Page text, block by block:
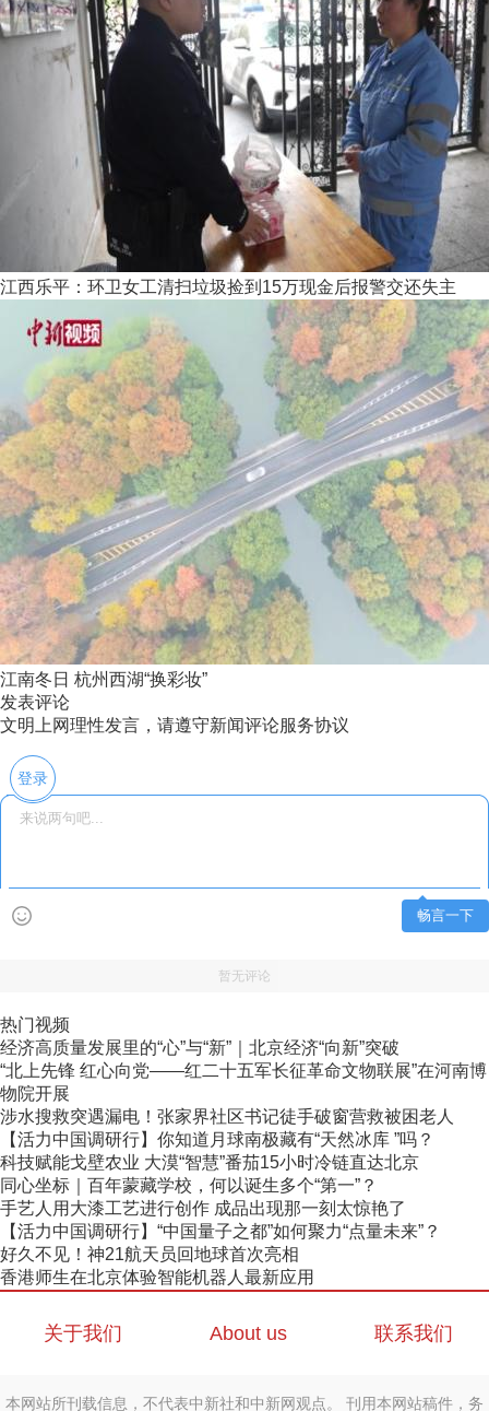
江西乐平：环卫女工清扫垃圾捡到15万现金后报警交还失主
江南冬日 杭州西湖“换彩妆”
发表评论
文明上网理性发言，请遵守新闻评论服务协议
登录
畅言一下
暂无评论
热门视频
经济高质量发展里的“心”与“新”｜北京经济“向新”突破
“北上先锋 红心向党——红二十五军长征革命文物联展”在河南博
物院开展
涉水搜救突遇漏电！张家界社区书记徒手破窗营救被困老人
【活力中国调研行】你知道月球南极藏有“天然冰库 ”吗？
科技赋能戈壁农业 大漠“智慧”番茄15小时冷链直达北京
同心坐标｜百年蒙藏学校，何以诞生多个“第一”？
手艺人用大漆工艺进行创作 成品出现那一刻太惊艳了
【活力中国调研行】“中国量子之都”如何聚力“点量未来”？
好久不见！神21航天员回地球首次亮相
香港师生在北京体验智能机器人最新应用
关于我们 About us 联系我们
本网站所刊载信息，不代表中新社和中新网观点。 刊用本网站稿件，务